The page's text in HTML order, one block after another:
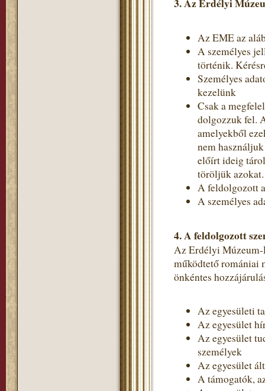
3. Az Erdélyi
Az EME az
A személyes
történik.
Személyes
kezelünk
Csak a
dolgozzuk fel.
amelyekből
nem
előírt ideig
töröljük azokat.
A feldolgozott
A személyes
4.A feldolgozott
Az Erdélyi Múzeum-
működtető romániai
önkéntes
Az egyesületi
Az egyesület
Az egyesület
személyek
Az egyesület
A támogatók,